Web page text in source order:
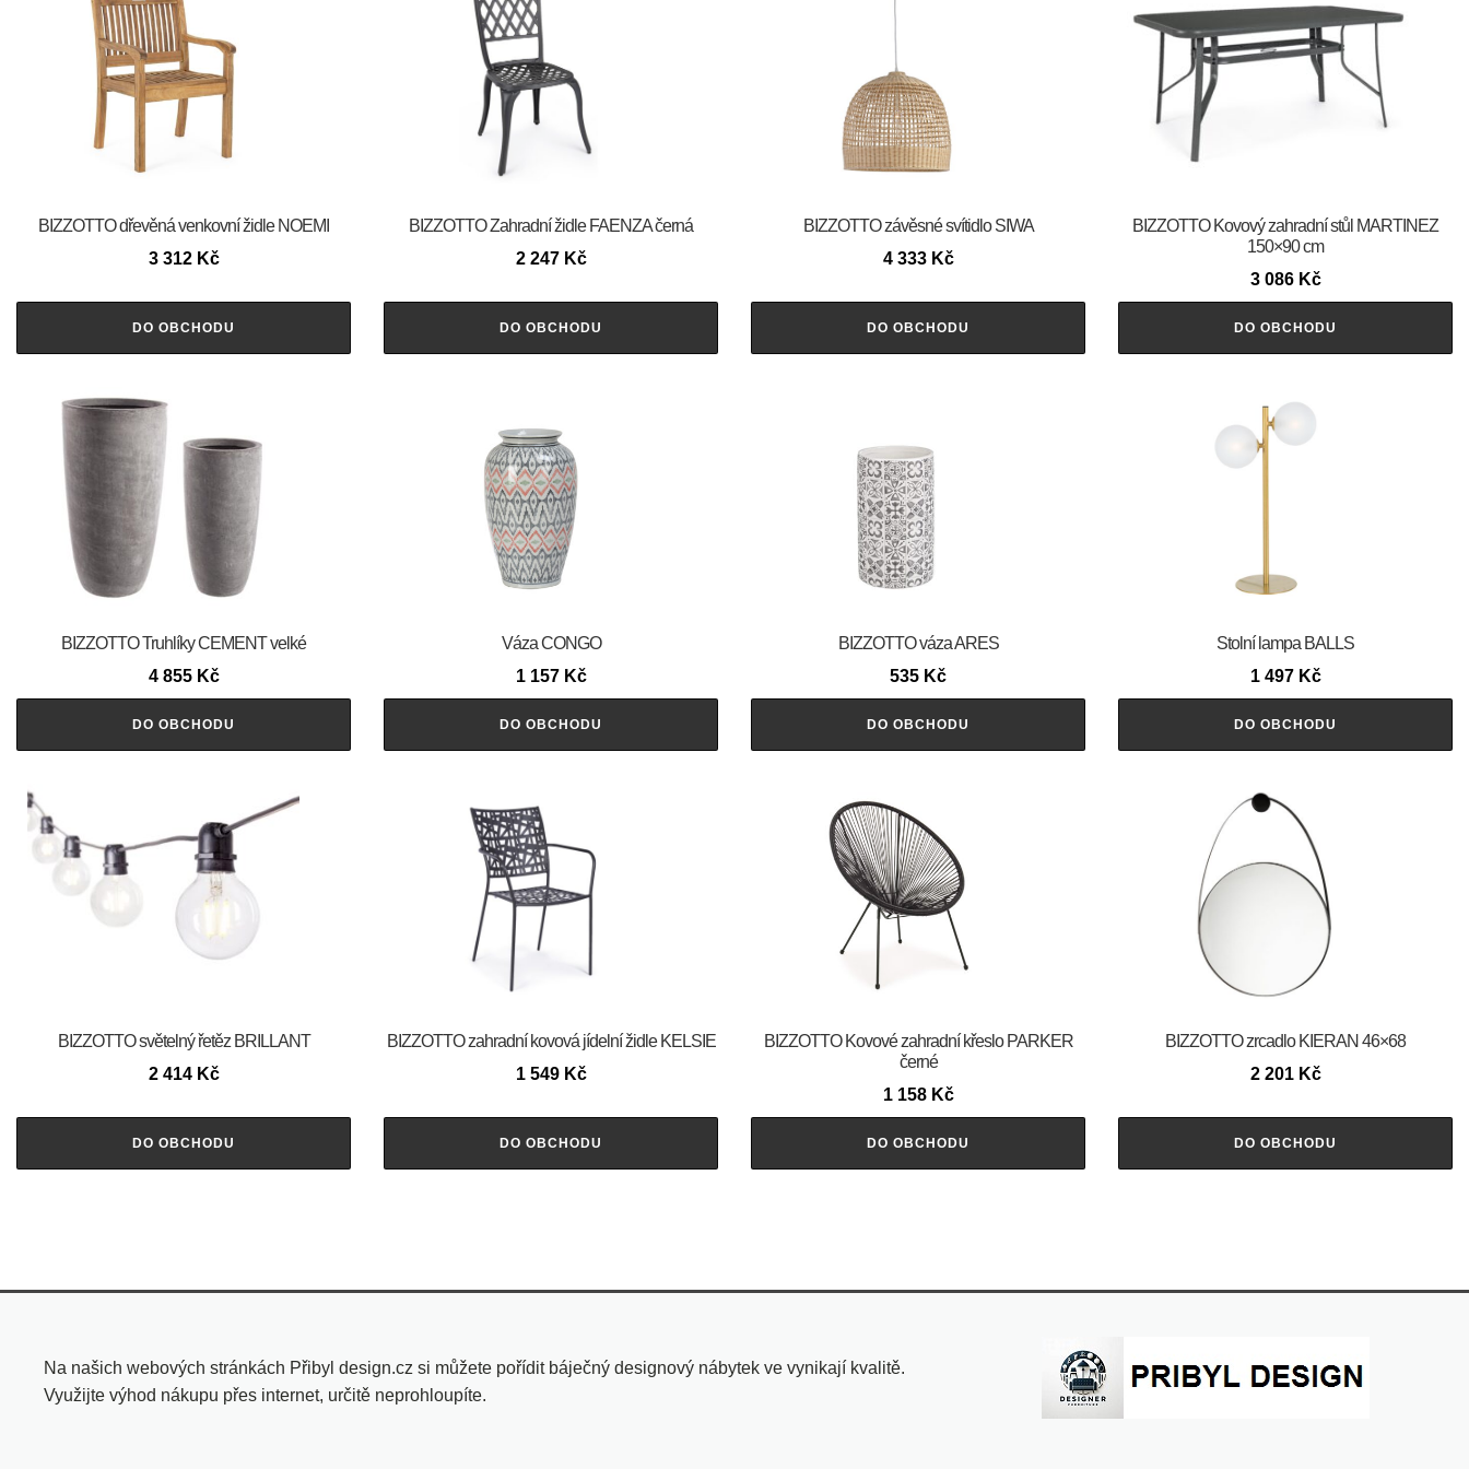
BIZZOTTO dřevěná venkovní židle NOEMI
3 312 Kč
DO OBCHODU
BIZZOTTO Zahradní židle FAENZA černá
2 247 Kč
DO OBCHODU
BIZZOTTO závěsné svítidlo SIWA
4 333 Kč
DO OBCHODU
BIZZOTTO Kovový zahradní stůl MARTINEZ
150×90 cm
3 086 Kč
DO OBCHODU
BIZZOTTO Truhlíky CEMENT velké
4 855 Kč
DO OBCHODU
Váza CONGO
1 157 Kč
DO OBCHODU
BIZZOTTO váza ARES
535 Kč
DO OBCHODU
Stolní lampa BALLS
1 497 Kč
DO OBCHODU
BIZZOTTO světelný řetěz BRILLANT
2 414 Kč
DO OBCHODU
BIZZOTTO zahradní kovová jídelní židle KELSIE
1 549 Kč
DO OBCHODU
BIZZOTTO Kovové zahradní křeslo PARKER
černé
1 158 Kč
DO OBCHODU
BIZZOTTO zrcadlo KIERAN 46×68
2 201 Kč
DO OBCHODU
Na našich webových stránkách Přibyl design.cz si můžete pořídit báječný designový nábytek ve vynikají kvalitě.
Využijte výhod nákupu přes internet, určitě neprohloupíte.